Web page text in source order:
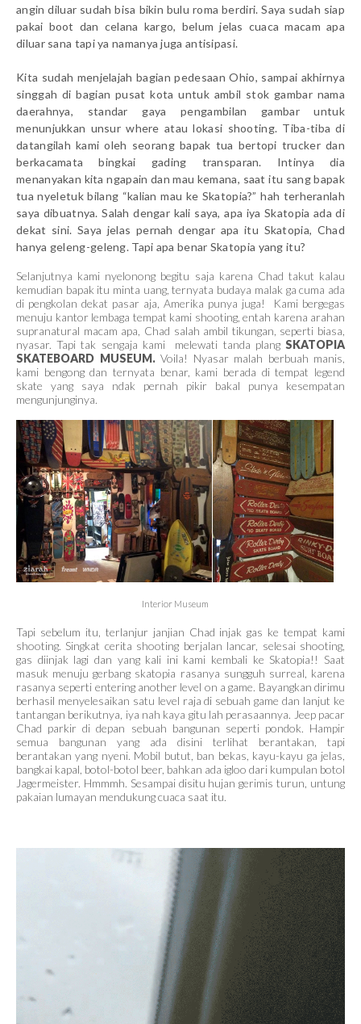
angin diluar sudah bisa bikin bulu roma berdiri. Saya sudah siap
pakai boot dan celana kargo, belum jelas cuaca macam apa
diluar sana tapi ya namanya juga antisipasi.
Kita sudah menjelajah bagian pedesaan Ohio, sampai akhirnya
singgah di bagian pusat kota untuk ambil stok gambar nama
daerahnya, standar gaya pengambilan gambar untuk
menunjukkan unsur where atau lokasi shooting. Tiba-tiba di
datangilah kami oleh seorang bapak tua bertopi trucker dan
berkacamata bingkai gading transparan. Intinya dia
menanyakan kita ngapain dan mau kemana, saat itu sang bapak
tua nyeletuk bilang “kalian mau ke Skatopia?” hah terheranlah
saya dibuatnya. Salah dengar kali saya, apa iya Skatopia ada di
dekat sini. Saya jelas pernah dengar apa itu Skatopia, Chad
hanya geleng-geleng. Tapi apa benar Skatopia yang itu?
Selanjutnya kami nyelonong begitu saja karena Chad takut kalau
kemudian bapak itu minta uang, ternyata budaya malak ga cuma ada
di pengkolan dekat pasar aja, Amerika punya juga! Kami bergegas
menuju kantor lembaga tempat kami shooting, entah karena arahan
supranatural macam apa, Chad salah ambil tikungan, seperti biasa,
nyasar. Tapi tak sengaja kami melewati tanda plang SKATOPIA
SKATEBOARD MUSEUM.Voila! Nyasar malah berbuah manis,
kami bengong dan ternyata benar, kami berada di tempat legend
skate yang saya ndak pernah pikir bakal punya kesempatan
mengunjunginya.
Interior Museum
Tapi sebelum itu, terlanjur janjian Chad injak gas ke tempat kami
shooting. Singkat cerita shooting berjalan lancar, selesai shooting,
gas diinjak lagi dan yang kali ini kami kembali ke Skatopia!! Saat
masuk menuju gerbang skatopia rasanya sungguh surreal, karena
rasanya seperti entering another level on a game. Bayangkan dirimu
berhasil menyelesaikan satu level raja di sebuah game dan lanjut ke
tantangan berikutnya, iya nah kaya gitu lah perasaannya. Jeep pacar
Chad parkir di depan sebuah bangunan seperti pondok. Hampir
semua bangunan yang ada disini terlihat berantakan, tapi
berantakan yang nyeni. Mobil butut, ban bekas, kayu-kayu ga jelas,
bangkai kapal, botol-botol beer, bahkan ada igloo dari kumpulan botol
Jagermeister. Hmmmh. Sesampai disitu hujan gerimis turun, untung
pakaian lumayan mendukung cuaca saat itu.